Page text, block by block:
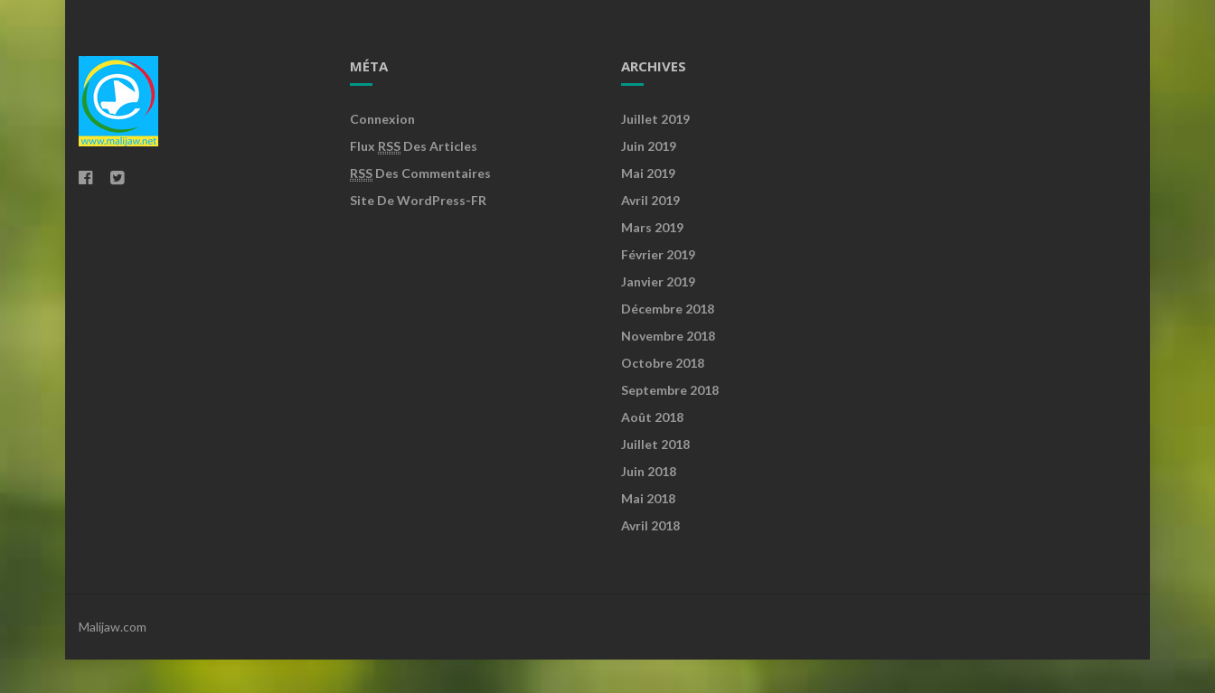
MÉTA
Connexion
Flux RSS Des Articles
RSS Des Commentaires
Site De WordPress-FR
ARCHIVES
Juillet 2019
Juin 2019
Mai 2019
Avril 2019
Mars 2019
Février 2019
Janvier 2019
Décembre 2018
Novembre 2018
Octobre 2018
Septembre 2018
Août 2018
Juillet 2018
Juin 2018
Mai 2018
Avril 2018
Malijaw.com